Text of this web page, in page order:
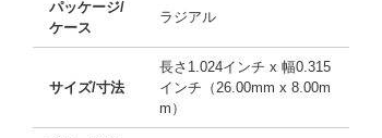
パッケージ/
ケース
ラジアル
サイズ/寸法
長さ1.024インチ x 幅0.315
インチ（26.00mm x 8.00m
m）